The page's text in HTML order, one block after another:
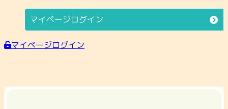
マイページログイン
マイページログイン